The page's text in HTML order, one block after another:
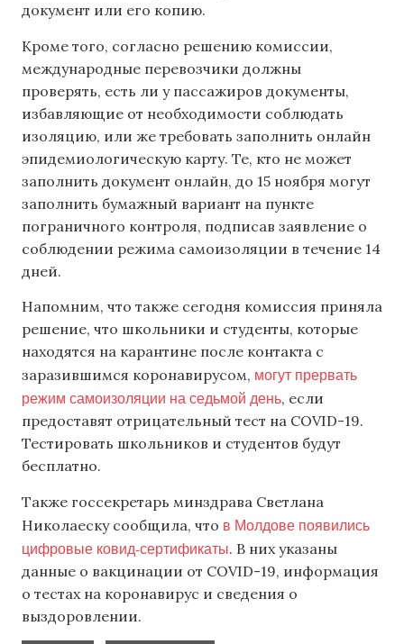
документ или его копию.
Кроме того, согласно решению комиссии,
международные перевозчики должны
проверять, есть ли у пассажиров документы,
избавляющие от необходимости соблюдать
изоляцию, или же требовать заполнить онлайн
эпидемиологическую карту. Те, кто не может
заполнить документ онлайн, до 15 ноября могут
заполнить бумажный вариант на пункте
пограничного контроля, подписав заявление о
соблюдении режима самоизоляции в течение 14
дней.
Напомним, что также сегодня комиссия приняла
решение, что школьники и студенты, которые
находятся на карантине после контакта с
заразившимся коронавирусом, могут прервать
режим самоизоляции на седьмой день, если
предоставят отрицательный тест на COVID-19.
Тестировать школьников и студентов будут
бесплатно.
Также госсекретарь минздрава Светлана
Николаеску сообщила, что в Молдове появились
цифровые ковид-сертификаты. В них указаны
данные о вакцинации от COVID-19, информация
о тестах на коронавирус и сведения о
выздоровлении.